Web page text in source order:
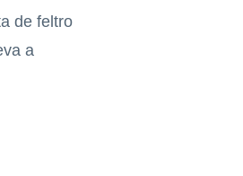
de feltro
a